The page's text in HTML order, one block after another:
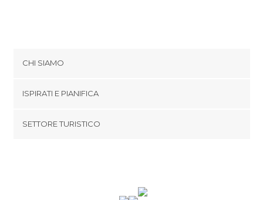
CHI SIAMO
Termini e Condizioni
ISPIRATI E PIANIFICA
SETTORE TURISTICO